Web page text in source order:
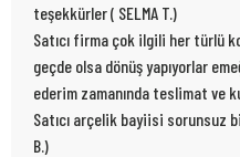
teşekkürler ( SELMA T.)
Satıcı firma çok ilgili her türlü
geçde olsa dönüş yapıyorlar
ederim zamanında teslimat ve
Satıcı arçelik bayiisi sorunsuz
B.)